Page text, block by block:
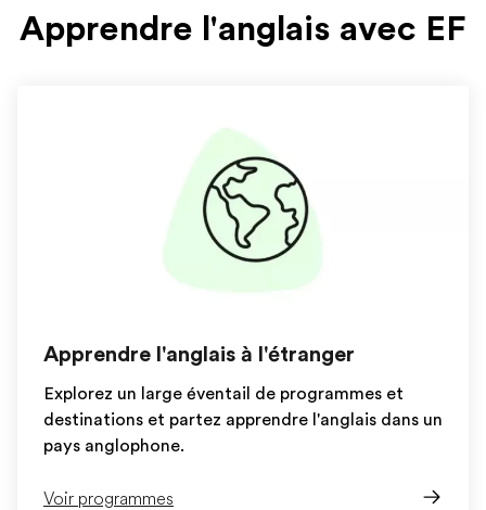
Apprendre l'anglais avec EF
Apprendre l'anglais à l'étranger
Explorez un large éventail de programmes et
destinations et partez apprendre l'anglais dans un
pays anglophone.
Voir programmes